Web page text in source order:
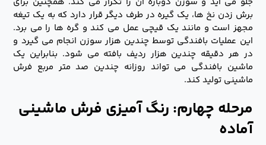
برش زدن نخ ها، یک گیره در طرف دیگر قرار دارد که به یک تیغه
مجهز است و مانند یک قیچی عمل می کند و گره ها را می برد.
این عملیات بافندگی توسط چندین هزار سوزن انجام می گیرد و
در هر دقیقه چندین هزار ردیف بافته می شود. بنابراین یک
ماشین بافندگی می تواند روزانه چندین صد متر مربع فرش
ماشینی تولید کند.
مرحله چهارم: رنگ آمیزی فرش ماشینی
آماده